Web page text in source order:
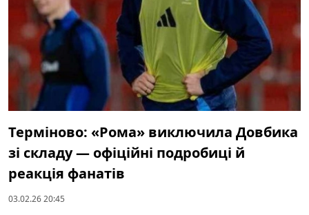
Терміново: «Рома» виключила Довбика
зі складу — офіційні подробиці й
реакція фанатів
03.02.26 20:45